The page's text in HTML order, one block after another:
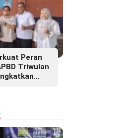
Peran
Triwulan